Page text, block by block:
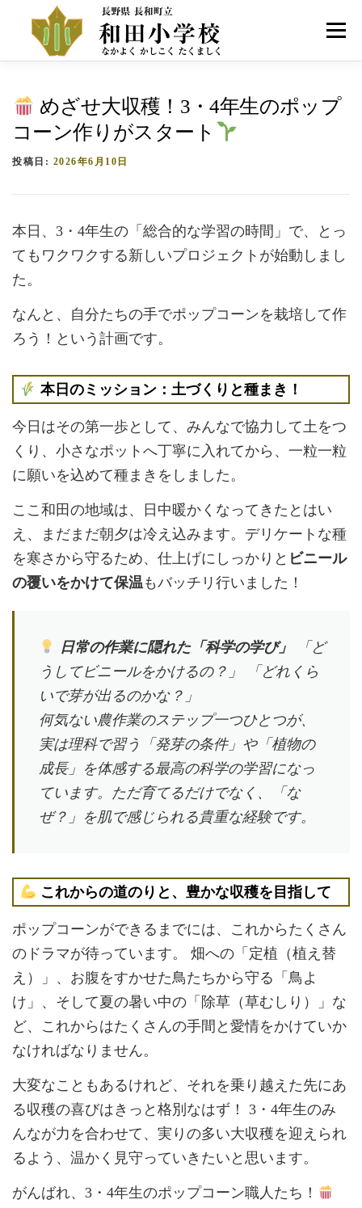
メニュー
めざせ大収穫！3・4年生のポップ
コーン作りがスタート
投稿日: 2026年6月10日
本日、3・4年生の「総合的な学習の時間」で、とっ
てもワクワクする新しいプロジェクトが始動しまし
た。
なんと、自分たちの手でポップコーンを栽培して作
ろう！という計画です。
本日のミッション：土づくりと種まき！
今日はその第一歩として、みんなで協力して土をつ
くり、小さなポットへ丁寧に入れてから、一粒一粒
に願いを込めて種まきをしました。
ここ和田の地域は、日中暖かくなってきたとはい
え、まだまだ朝夕は冷え込みます。デリケートな種
を寒さから守るため、仕上げにしっかりと ビニール
の覆いをかけて保温もバッチリ行いました！
日常の作業に隠れた「科学の学び」
「ど
うしてビニールをかけるの？」 「どれくら
いで芽が出るのかな？」
何気ない農作業のステップ一つひとつが、
実は理科で習う「発芽の条件」や「植物の
成長」を体感する最高の科学の学習になっ
ています。ただ育てるだけでなく、「な
ぜ？」を肌で感じられる貴重な経験です。
これからの道のりと、豊かな収穫を目指して
ポップコーンができるまでには、これからたくさん
のドラマが待っています。 畑への「定植（植え替
え）」、お腹をすかせた鳥たちから守る「鳥よ
け」、そして夏の暑い中の「除草（草むしり）」な
ど、これからはたくさんの手間と愛情をかけていか
なければなりません。
大変なこともあるけれど、それを乗り越えた先にあ
る収穫の喜びはきっと格別なはず！ 3・4年生のみ
んなが力を合わせて、実りの多い大収穫を迎えられ
るよう、温かく見守っていきたいと思います。
がんばれ、3・4年生のポップコーン職人たち！